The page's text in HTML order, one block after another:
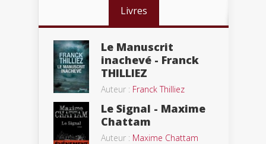
Livres
Le Manuscrit
inachevé - Franck
THILLIEZ
Auteur : Franck Thilliez
Le Signal - Maxime
Chattam
Auteur : Maxime Chattam